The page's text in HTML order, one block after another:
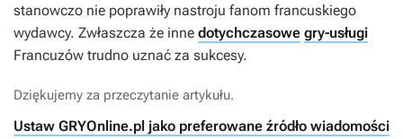
stanowczo nie poprawiły nastroju fanom francuskiego
wydawcy. Zwłaszcza że inne dotychczasowe gry-usługi
Francuzów trudno uznać za sukcesy.
Dziękujemy za przeczytanie artykułu.
Ustaw GRYOnline.pl jako preferowane źródło wiadomości